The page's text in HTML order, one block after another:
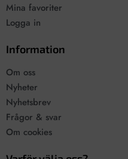
Mina favoriter
Logga in
Information
Om oss
Nyheter
Nyhetsbrev
Frågor & svar
Om cookies